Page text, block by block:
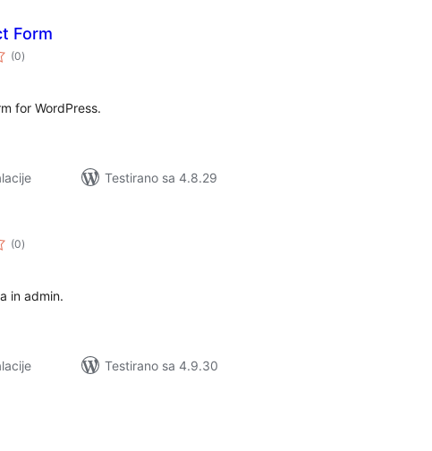
Form
(0ukupno
ocjena
)
for WordPress.
Testirano sa 4.8.29
(0ukupno
ocjena
)
in admin.
Testirano sa 4.9.30